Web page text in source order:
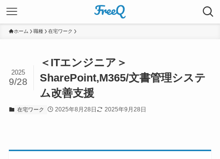
ホーム 職種 在宅ワーク
＜ITエンジニア＞
SharePoint,M365/文書管理システ
ム改善支援
2025
9/28
在宅ワーク 2025年8月28日 2025年9月28日